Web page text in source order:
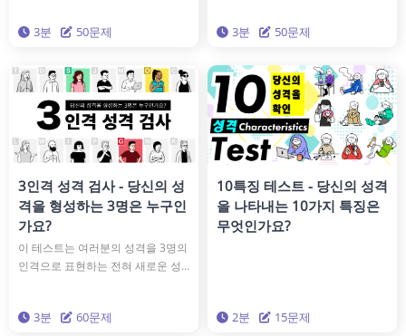
의 성격을 마주해 보는 건 어떨까요?
3분 50문제
을 더욱 빛나게 하기 위한 지혜를 손
3분 50문제
3인격 성격 검사 - 당신의 성
격을 형성하는 3명은 누구인
가요?
이 테스트는 여러분의 성격을 3명의
인격으로 표현하는 전혀 새로운 성
을 구성하는 3명은 누구일까요? 과
3분 60문제
10특징 테스트 - 당신의 성격
을 나타내는 10가지 특징은
무엇인가요?
2분 15문제